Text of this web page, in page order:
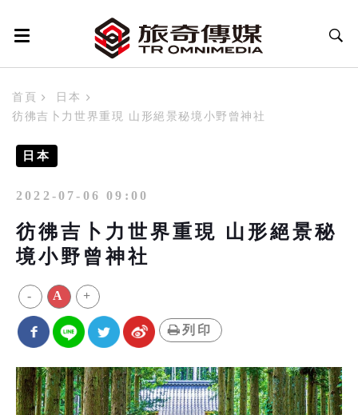
首頁
日本
彷彿吉卜力世界重現 山形絕景秘境小野曾神社
日本
2022-07-06 09:00
彷彿吉卜力世界重現 山形絕景秘
境小野曾神社
- A +
列印